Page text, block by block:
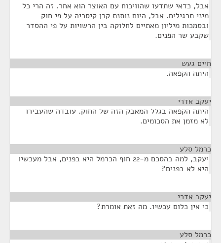
אבל, כדאי שתדעו שהוויכוח עם האוצר הוא אחר. זה הרי כל
מיני תרגילים. אבל, היום נותנת קרן קיסריה על פי חוק
ובסמכות מיליון מאתיים לחלוקה בין הרשויות על פי ההסדר
שקבע שר הפנים.
חיים געש
היתה הקפאה.
יעקב אדרי
היתה הקפאה בגלל המאבק הזה של החוק. עובדה שהעבירו
לא מזמן את הסכומים.
כרמל סלע
יעקב, למה בהסכם מ-22 חוף הכרמל היא בפנים, אבל מעכשיו
היא לא בפנים?
יעקב אדרי
כי אין כלום עכשיו. מה זאת אומרת?
כרמל סלע